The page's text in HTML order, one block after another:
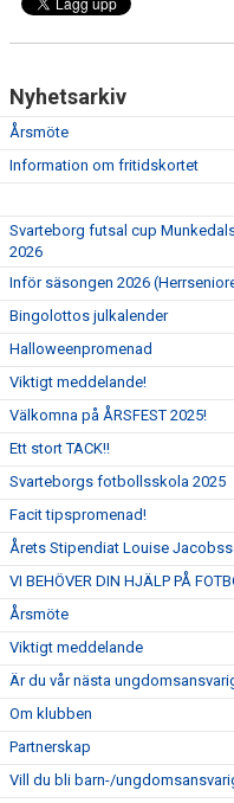
Nyhetsarkiv
Årsmöte
Information om fritidskortet
Svarteborg futsal cup
2026
Inför säsongen 2026
Bingolottos julkalender
Halloweenpromenad
Viktigt meddelande!
Välkomna på ÅRSFEST 2025!
Ett stort TACK!!
Svarteborgs fotbollsskola 2025
Facit tipspromenad!
Årets Stipendiat Louise
VI BEHÖVER DIN HJÄLP PÅ
Årsmöte
Viktigt meddelande
Är du vår nästa
Om klubben
Partnerskap
Vill du bli barn-/